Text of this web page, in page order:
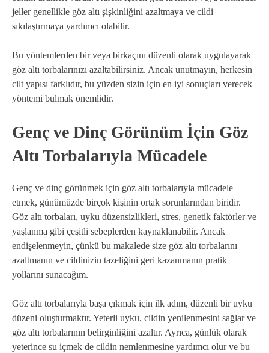
jeller genellikle göz altı şişkinliğini azaltmaya ve cildi
sıkılaştırmaya yardımcı olabilir.
Bu yöntemlerden bir veya birkaçını düzenli olarak uygulayarak
göz altı torbalarınızı azaltabilirsiniz. Ancak unutmayın, herkesin
cilt yapısı farklıdır, bu yüzden sizin için en iyi sonuçları verecek
yöntemi bulmak önemlidir.
Genç ve Dinç Görünüm İçin Göz
Altı Torbalarıyla Mücadele
Genç ve dinç görünmek için göz altı torbalarıyla mücadele
etmek, günümüzde birçok kişinin ortak sorunlarından biridir.
Göz altı torbaları, uyku düzensizlikleri, stres, genetik faktörler ve
yaşlanma gibi çeşitli sebeplerden kaynaklanabilir. Ancak
endişelenmeyin, çünkü bu makalede size göz altı torbalarını
azaltmanın ve cildinizin tazeliğini geri kazanmanın pratik
yollarını sunacağım.
Göz altı torbalarıyla başa çıkmak için ilk adım, düzenli bir uyku
düzeni oluşturmaktır. Yeterli uyku, cildin yenilenmesini sağlar ve
göz altı torbalarının belirginliğini azaltır. Ayrıca, günlük olarak
yeterince su içmek de cildin nemlenmesine yardımcı olur ve bu